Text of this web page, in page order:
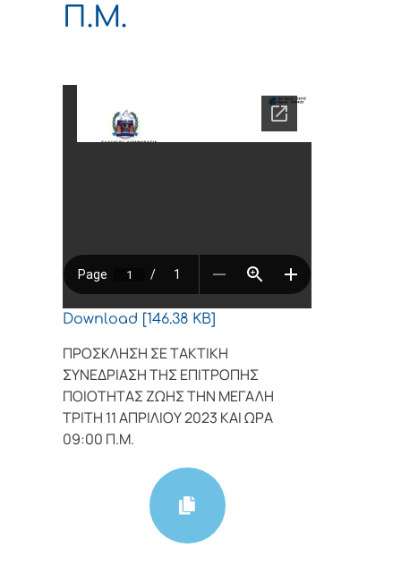
Π.Μ.
Download [146.38 KB]
ΠΡΟΣΚΛΗΣΗ ΣΕ ΤΑΚΤΙΚΗ
ΣΥΝΕΔΡΙΑΣΗ ΤΗΣ ΕΠΙΤΡΟΠΗΣ
ΠΟΙΟΤΗΤΑΣ ΖΩΗΣ ΤΗΝ ΜΕΓΑΛΗ
ΤΡΙΤΗ 11 ΑΠΡΙΛΙΟΥ 2023 ΚΑΙ ΩΡΑ
09:00 Π.Μ.